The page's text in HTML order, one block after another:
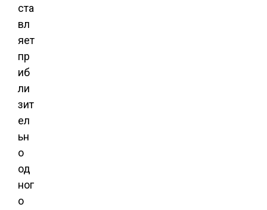
ста
вл
яет
пр
иб
ли
зит
ел
ьн
о
од
ног
о